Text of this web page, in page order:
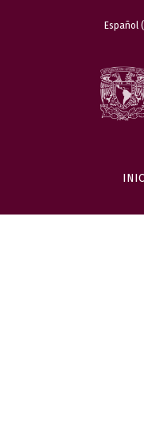
Cambiar
Español